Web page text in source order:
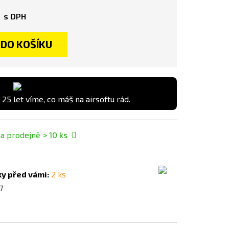
s DPH
DO KOŠÍKU
let víme, co máš na airsoftu rád.
prodejně > 10 ks
před vámi: 2 ks